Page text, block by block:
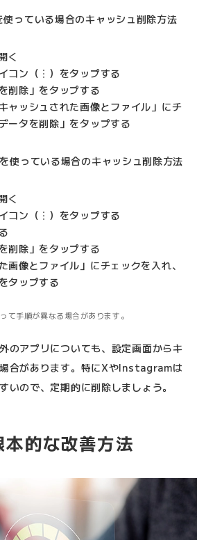
っている場合のキャッシュ削除方法
く
コン（︙）をタップする
削除」をタップする
ャッシュされた画像とファイル」にチ
ータを削除」をタップする
っている場合のキャッシュ削除方法
く
コン（︙）をタップする
削除」をタップする
画像とファイル」にチェックを入れ、
タップする
て手順が異なる場合があります。
のアプリについても、設定画面からキ
合があります。特にXやInstagramは
いので、定期的に削除しましょう。
的な改善方法